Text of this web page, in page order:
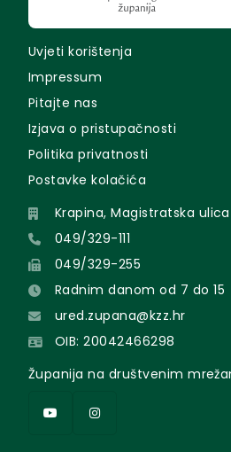
Uvjeti korištenja
Impressum
Pitajte nas
Izjava o pristupačnosti
Politika privatnosti
Postavke kolačića
Krapina, Magistratska ulica
049/329-111
049/329-255
Radnim danom od 7 do 15
ured.zupana@kzz.hr
OIB: 20042466298
Županija na društvenim